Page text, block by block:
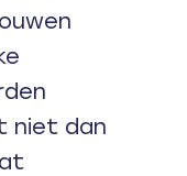
niet dan